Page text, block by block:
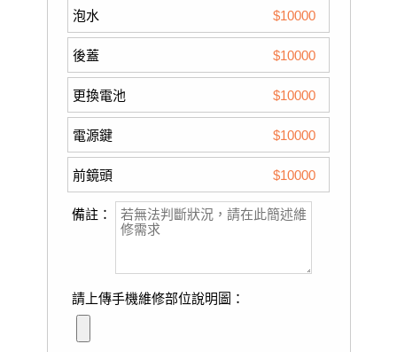
泡水 $10000
後蓋 $10000
更換電池 $10000
電源鍵 $10000
前鏡頭 $10000
備註：
請上傳手機維修部位說明圖：